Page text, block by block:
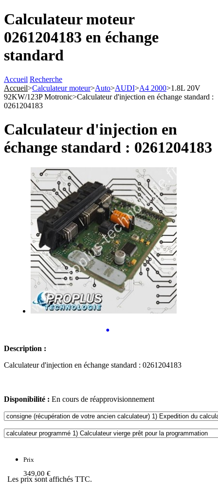
Calculateur moteur
0261204183 en échange
standard
Accueil Recherche
Accueil>Calculateur moteur>Auto>AUDI>A4 2000>1.8L 20V
92KW/123P Motronic>Calculateur d'injection en échange standard :
0261204183
Calculateur d'injection en
échange standard : 0261204183
•
Description :
Calculateur d'injection en échange standard : 0261204183
Disponibilité : En cours de réapprovisionnement
Prix
349,00 €
Les prix sont affichés TTC.